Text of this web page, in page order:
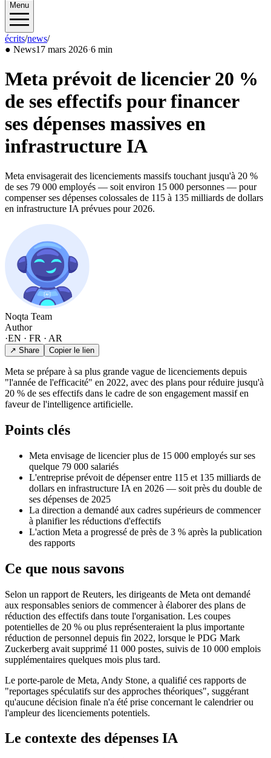
Menu
écrits/news/2026/03
● News17 mars 2026·6 min
Meta prévoit de licencier 20 %
de ses effectifs pour financer
ses dépenses massives en
infrastructure IA
Meta envisagerait des licenciements massifs touchant jusqu'à 20 %
de ses 79 000 employés — soit environ 15 000 personnes — pour
compenser ses dépenses colossales de 115 à 135 milliards de dollars
en infrastructure IA prévues pour 2026.
Noqta Team
Author
·EN · FR · AR
↗ Share Copier le lien
Meta se prépare à sa plus grande vague de licenciements depuis
"l'année de l'efficacité" en 2022, avec des plans pour réduire jusqu'à
20 % de ses effectifs dans le cadre de son engagement massif en
faveur de l'intelligence artificielle.
Points clés
Meta envisage de licencier plus de 15 000 employés sur ses
quelque 79 000 salariés
L'entreprise prévoit de dépenser entre 115 et 135 milliards de
dollars en infrastructure IA en 2026 — soit près du double de
ses dépenses de 2025
La direction a demandé aux cadres supérieurs de commencer
à planifier les réductions d'effectifs
L'action Meta a progressé de près de 3 % après la publication
des rapports
Ce que nous savons
Selon un rapport de Reuters, les dirigeants de Meta ont demandé
aux responsables seniors de commencer à élaborer des plans de
réduction des effectifs dans toute l'organisation. Les coupes
potentielles de 20 % ou plus représenteraient la plus importante
réduction de personnel depuis fin 2022, lorsque le PDG Mark
Zuckerberg avait supprimé 11 000 postes, suivis de 10 000 emplois
supplémentaires quelques mois plus tard.
Le porte-parole de Meta, Andy Stone, a qualifié ces rapports de
"reportages spéculatifs sur des approches théoriques", suggérant
qu'aucune décision finale n'a été prise concernant le calendrier ou
l'ampleur des licenciements potentiels.
Le contexte des dépenses IA